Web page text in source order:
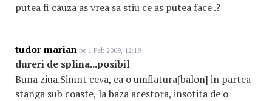
putea fi cauza as vrea sa stiu ce as putea face .?
tudor marian pe 1 Feb 2009, 12:19
dureri de splina...posibil
Buna ziua.Simnt ceva, ca o umflatura[balon] in partea
stanga sub coaste, la baza acestora, insotita de o